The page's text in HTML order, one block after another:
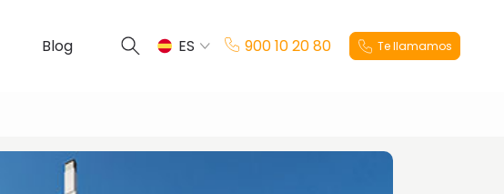
Blog
ES
900 10 20 80 Te llamamos